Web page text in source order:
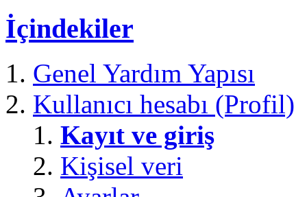
İçindekiler
Genel Yardım Yapısı
Kullanıcı hesabı (Profil)
Kayıt ve giriş
Kişisel veri